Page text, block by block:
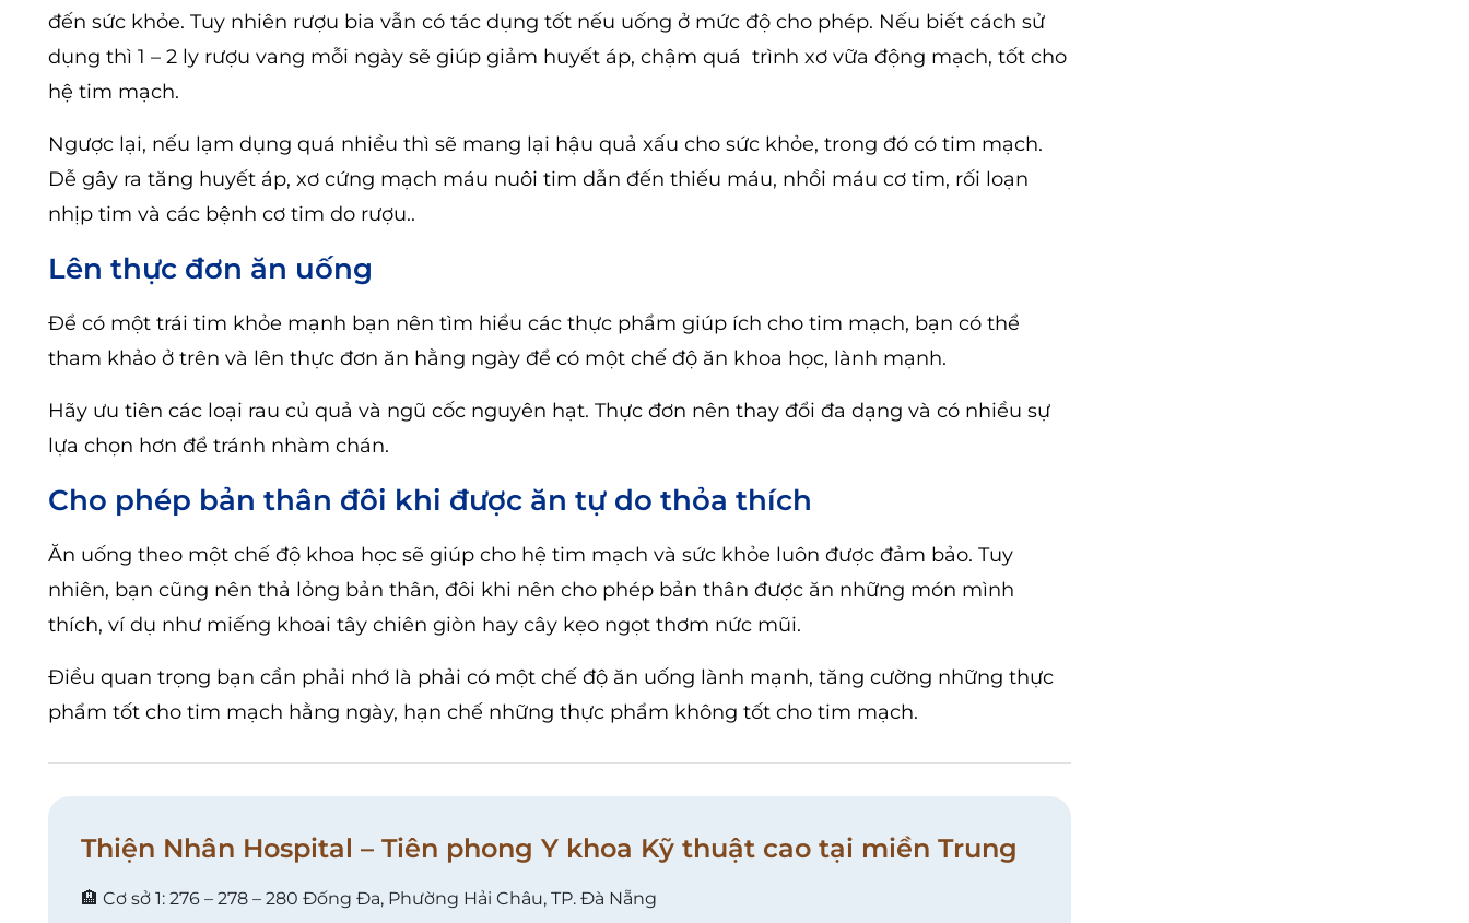
đến sức khỏe. Tuy nhiên rượu bia vẫn có tác dụng tốt nếu uống ở mức độ cho phép. Nếu biết cách sử
dụng thì 1 – 2 ly rượu vang mỗi ngày sẽ giúp giảm huyết áp, chậm quá trình xơ vữa động mạch, tốt cho
hệ tim mạch.
Ngược lại, nếu lạm dụng quá nhiều thì sẽ mang lại hậu quả xấu cho sức khỏe, trong đó có tim mạch.
Dễ gây ra tăng huyết áp, xơ cứng mạch máu nuôi tim dẫn đến thiếu máu, nhồi máu cơ tim, rối loạn
nhịp tim và các bệnh cơ tim do rượu..
Lên thực đơn ăn uống
Để có một trái tim khỏe mạnh bạn nên tìm hiểu các thực phẩm giúp ích cho tim mạch, bạn có thể
tham khảo ở trên và lên thực đơn ăn hằng ngày để có một chế độ ăn khoa học, lành mạnh.
Hãy ưu tiên các loại rau củ quả và ngũ cốc nguyên hạt. Thực đơn nên thay đổi đa dạng và có nhiều sự
lựa chọn hơn để tránh nhàm chán.
Cho phép bản thân đôi khi được ăn tự do thỏa thích
Ăn uống theo một chế độ khoa học sẽ giúp cho hệ tim mạch và sức khỏe luôn được đảm bảo. Tuy
nhiên, bạn cũng nên thả lỏng bản thân, đôi khi nên cho phép bản thân được ăn những món mình
thích, ví dụ như miếng khoai tây chiên giòn hay cây kẹo ngọt thơm nức mũi.
Điều quan trọng bạn cần phải nhớ là phải có một chế độ ăn uống lành mạnh, tăng cường những thực
phẩm tốt cho tim mạch hằng ngày, hạn chế những thực phẩm không tốt cho tim mạch.
Thiện Nhân Hospital – Tiên phong Y khoa Kỹ thuật cao tại miền Trung
🏨 Cơ sở 1: 276 – 278 – 280 Đống Đa, Phường Hải Châu, TP. Đà Nẵng